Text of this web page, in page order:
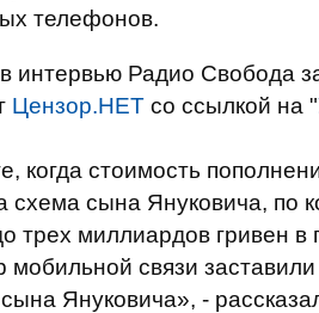
телефонов.
интервью Радио Свобода
Цензор.НЕТ со ссылкой на "
когда стоимость
схема сына Януковича, по
трех миллиардов гривен в
мобильной связи
Януковича», -